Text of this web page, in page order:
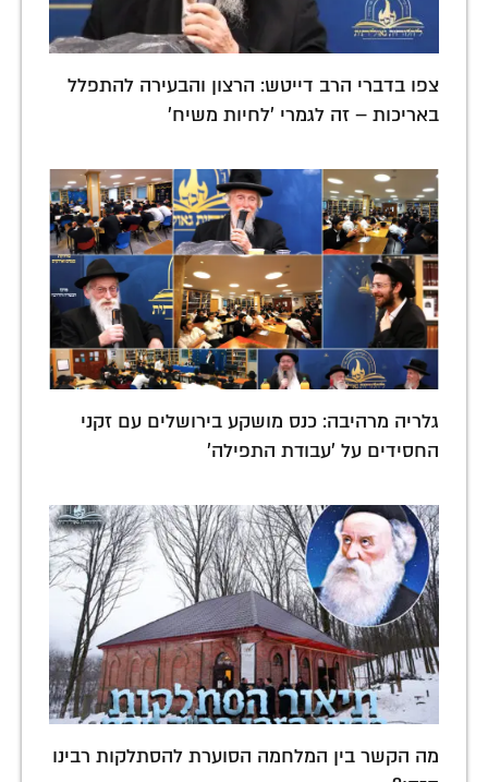
צפו בדברי הרב דייטש: הרצון והבעירה להתפלל
באריכות – זה לגמרי 'לחיות משיח'
גלריה מרהיבה: כנס מושקע בירושלים עם זקני
החסידים על 'עבודת התפילה'
מה הקשר בין המלחמה הסוערת להסתלקות רבינו